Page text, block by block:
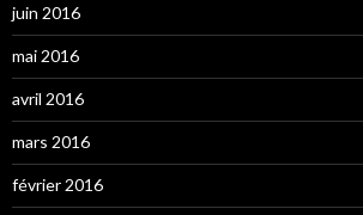
juin 2016
mai 2016
avril 2016
mars 2016
février 2016